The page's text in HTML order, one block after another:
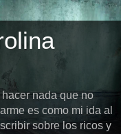
nada que no
es como mi ida al
sobre los ricos y